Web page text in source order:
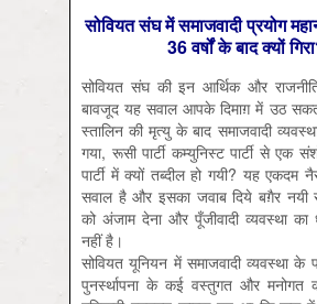
सोवियत संघ में समाजवादी प्रयोग
36 वर्षों के बाद क्यों
सोवियत संघ की इन आर्थिक और
बावजूद यह सवाल आपके दिमाग़ में उठ
स्तालिन की मृत्यु के बाद समाजवादी
गया, रूसी पार्टी कम्युनिस्ट पार्टी से एक
पार्टी में क्यों तब्दील हो गयी? यह एकदम
सवाल है और इसका जवाब दिये बग़ैर नयी
को अंजाम देना और पूँजीवादी व्यवस्था
नहीं है।
सोवियत यूनियन में समाजवादी व्यवस्था के
पुनर्स्थापना के कई वस्तुगत और मनोगत